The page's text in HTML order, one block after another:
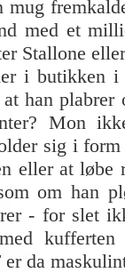
mug
med et
Stallone
i butikken
han
Mon
sig i
eller at
om han
- for slet
da